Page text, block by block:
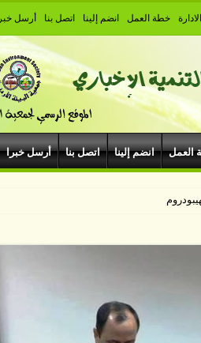
خطة العمل انضم إلينا اتصل بنا أرسل خبرا
العمل انضم إلينا اتصل بنا أرسل خبرا
في مهرجان جرش